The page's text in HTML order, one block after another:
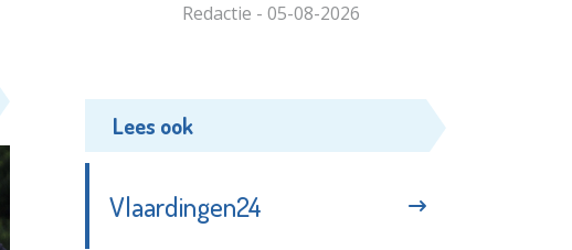
Redactie - 05-08-2026
Lees ook
Vlaardingen24